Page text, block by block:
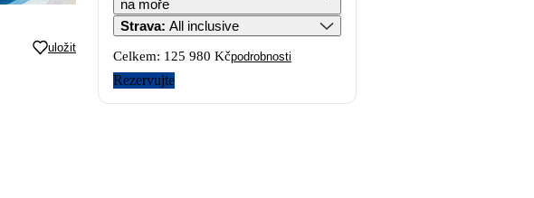
uložit
na moře
Strava: All inclusive
Celkem: 125 980 Kčpodrobnosti
Rezervujte